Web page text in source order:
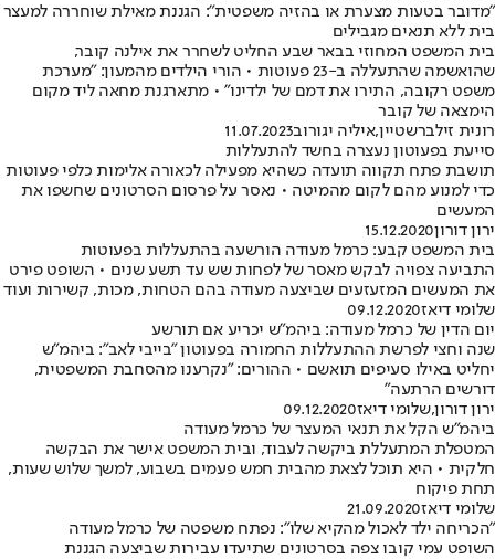
"מדובר בטעות מצערת או בהזיה משפטית": הגננת מאילת שוחררה למעצר
בית ללא תנאים מגבילים
בית המשפט המחוזי בבאר שבע החליט לשחרר את אילנה קובר,
שהואשמה שהתעללה ב-23 פעוטות • הורי הילדים מהמעון: "מערכת
משפט רקובה, התירו את דמם של ילדינו" • מתארגנת מחאה ליד מקום
הימצאה של קובר
רונית זילברשטיין,איליה יגורוב11.07.2023
סייעת בפעוטון נעצרה בחשד להתעללות
תושבת פתח תקווה תועדה כשהיא מפעילה לכאורה אלימות כלפי פעוטות
כדי למנוע מהם לקום מהמיטה • נאסר על פרסום הסרטונים שחשפו את
המעשים
ירון דורון15.12.2020
בית המשפט קבע: כרמל מעודה הורשעה בהתעללות בפעוטות
התביעה צפויה לבקש מאסר של לפחות שש עד תשע שנים • השופט פירט
את המעשים המזעזעים שביצעה מעודה בהם הטחות, מכות, קשירות ועוד
שלומי דיאז09.12.2020
יום הדין של כרמל מעודה: ביהמ"ש יכריע אם תורשע
שנה וחצי לפרשת ההתעללות החמורה בפעוטון "בייבי לאב": ביהמ"ש
יחליט באילו סעיפים תואשם • ההורים: "נקרענו מהסחבת המשפטית,
דורשים הרתעה"
ירון דורון,שלומי דיאז09.12.2020
ביהמ"ש הקל את תנאי המעצר של כרמל מעודה
המטפלת המתעללת ביקשה לעבוד, ובית המשפט אישר את הבקשה
חלקית • היא תוכל לצאת מהבית חמש פעמים בשבוע, למשך שלוש שעות,
תחת פיקוח
שלומי דיאז21.09.2020
"הכריחה ילד לאכול מהקיא שלו": נפתח משפטה של כרמל מעודה
השופט עמי קובו צפה בסרטונים שתיעדו עבירות שביצעה הגננת